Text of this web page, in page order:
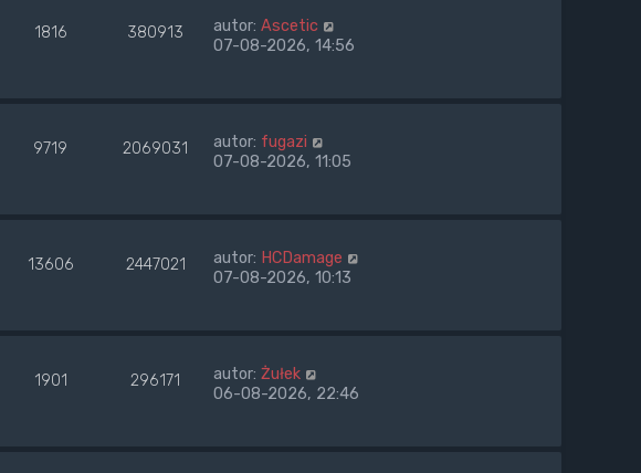
1816 380913 autor: Ascetic
07-08-2026, 14:56
9719 2069031 autor: fugazi
07-08-2026, 11:05
13606 2447021 autor: HCDamage
07-08-2026, 10:13
1901 296171 autor: Żułek
06-08-2026, 22:46